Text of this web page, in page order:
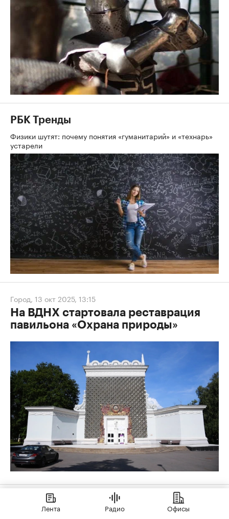
РБК Тренды
Физики шутят: почему понятия «гуманитарий» и «технарь»
устарели
Город, 13 окт 2025, 13:15
На ВДНХ стартовала реставрация
павильона «Охрана природы»
26 сен 2025, 16:44
В Москве завершили реставрацию
Лента Радио Офисы